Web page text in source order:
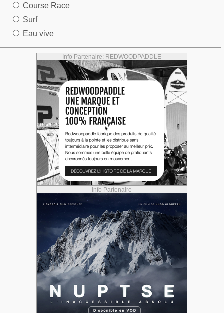
Course Race
Surf
Eau vive
Info Partenaire: REDWOODPADDLE
Info Partenaire